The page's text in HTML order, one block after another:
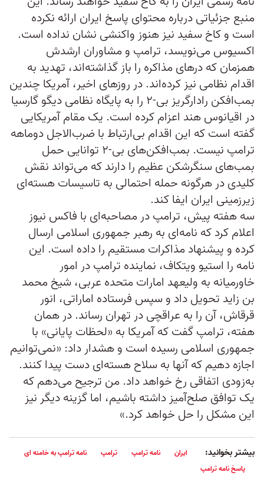
منبع جزئیاتی درباره محتوای پاسخ ایران ارائه نکرده
است و کاخ سفید نیز هنوز واکنشی نشان نداده است.
اکسیوس می‌نویسد، ترامپ و مشاوران ارشدش
همزمان که درهای مذاکره را باز گذاشته‌اند، تهدید به
اقدام نظامی نیز کرده‌اند. در روزهای اخیر، آمریکا چندین
بمب‌افکن رادارگریز بی-۲ را به پایگاه نظامی دیگو گارسیا
در اقیانوس هند اعزام کرده است. یک مقام آمریکایی
گفته است که این اقدام بی‌ارتباط با ضرب‌الاجل دوماهه
ترامپ نیست. بمب‌افکن‌های بی-۲ توانایی حمل
بمب‌های سنگرشکن عظیم را دارند که می‌تواند نقش
کلیدی در هرگونه حمله احتمالی به تاسیسات هسته‌ای
زیرزمینی ایران ایفا کند.
سه هفته پیش، ترامپ در مصاحبه‌ای با فاکس نیوز
اعلام کرد که نامه‌ای به رهبر جمهوری اسلامی ارسال
کرده و پیشنهاد مذاکرات مستقیم را داده است. این
نامه را استیو ویتکاف، نماینده ترامپ در امور
خاورمیانه به ولیعهد امارات متحده عربی، شیخ محمد
بن زاید تحویل داد و سپس فرستاده اماراتی، انور
قرقاش، آن را به عراقچی در تهران رساند. در همان
هفته، ترامپ گفت که آمریکا به «لحظات پایانی» با
جمهوری اسلامی رسیده است و هشدار داد: «نمی‌توانیم
اجازه دهیم که آنها به سلاح هسته‌ای دست پیدا کنند.
به‌زودی اتفاقی رخ خواهد داد. من ترجیح می‌دهم که
یک توافق صلح‌آمیز داشته باشیم، اما گزینه دیگر نیز
این مشکل را حل خواهد کرد.»
بیشتر بخوانید: ایران نامه ترامپ ترامپ
نامه ترامپ به خامنه ای
پاسخ نامه ترامپ